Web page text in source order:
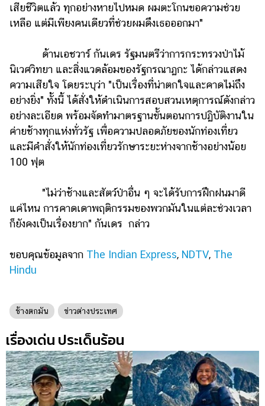
เสียชีวิตแล้ว ทุกอย่างหายไปหมด ผมตะโกนขอความช่วย
เหลือ แต่มีเพียงคนเดียวที่ช่วยผมดึงเธอออกมา"
ด้านเอชวาร์ กันเดร รัฐมนตรีว่าการกระทรวงป่าไม้
นิเวศวิทยา และสิ่งแวดล้อมของรัฐกรณาฏกะ ได้กล่าวแสดง
ความเสียใจ โดยระบุว่า "เป็นเรื่องที่น่าตกใจและคาดไม่ถึง
อย่างยิ่ง" ทั้งนี้ ได้สั่งให้ดำเนินการสอบสวนเหตุการณ์ดังกล่าว
อย่างละเอียด พร้อมจัดทำมาตรฐานขั้นตอนการปฏิบัติงานใน
ค่ายช้างทุกแห่งทั่วรัฐ เพื่อความปลอดภัยของนักท่องเที่ยว
และมีคำสั่งให้นักท่องเที่ยวรักษาระยะห่างจากช้างอย่างน้อย
100 ฟุต
"ไม่ว่าช้างและสัตว์ป่าอื่น ๆ จะได้รับการฝึกฝนมาดี
แค่ไหน การคาดเดาพฤติกรรมของพวกมันในแต่ละช่วงเวลา
ก็ยังคงเป็นเรื่องยาก" กันเดร กล่าว
ขอบคุณข้อมูลจาก The Indian Express, NDTV, The
Hindu
ช้างตกมัน ข่าวต่างประเทศ
เรื่องเด่น ประเด็นร้อน